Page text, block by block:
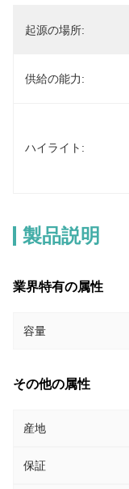
起源の場所:
供給の能力:
ハイライト:
製品説明
業界特有の属性
容量
その他の属性
産地
保証